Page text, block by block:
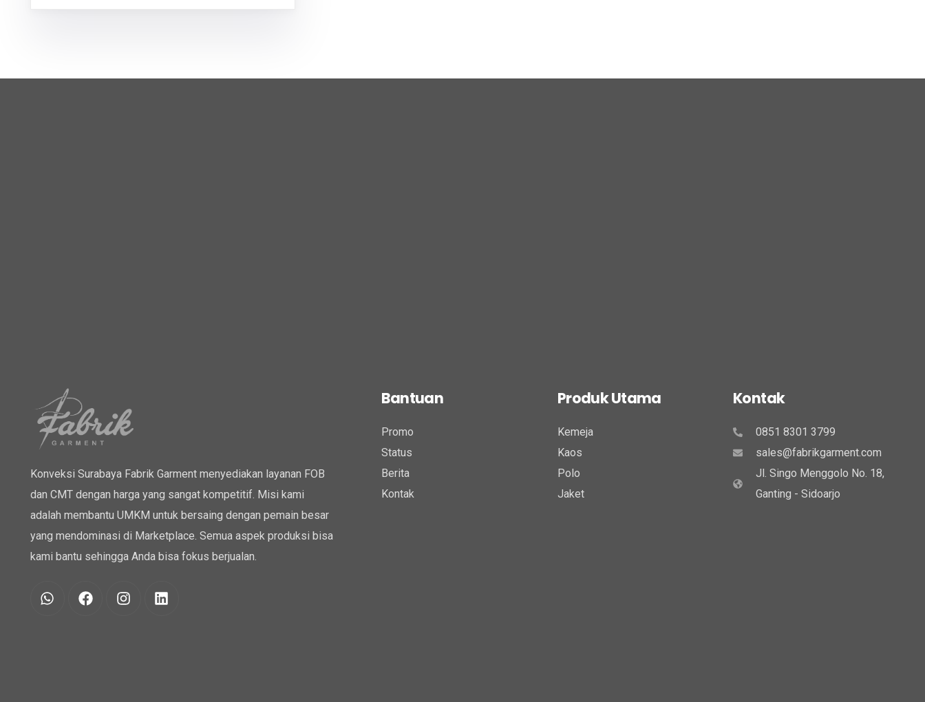
Konveksi Surabaya Fabrik Garment menyediakan layanan FOB
dan CMT dengan harga yang sangat kompetitif. Misi kami
adalah membantu UMKM untuk bersaing dengan pemain besar
yang mendominasi di Marketplace. Semua aspek produksi bisa
kami bantu sehingga Anda bisa fokus berjualan.
Bantuan
Promo
Status
Berita
Kontak
Produk Utama
Kemeja
Kaos
Polo
Jaket
Kontak
0851 8301 3799
sales@fabrikgarment.com
Jl. Singo Menggolo No. 18,
Ganting - Sidoarjo